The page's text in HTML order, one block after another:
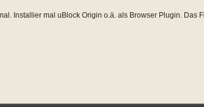
Installier mal uBlock Origin o.ä. als Browser Plugin. Das